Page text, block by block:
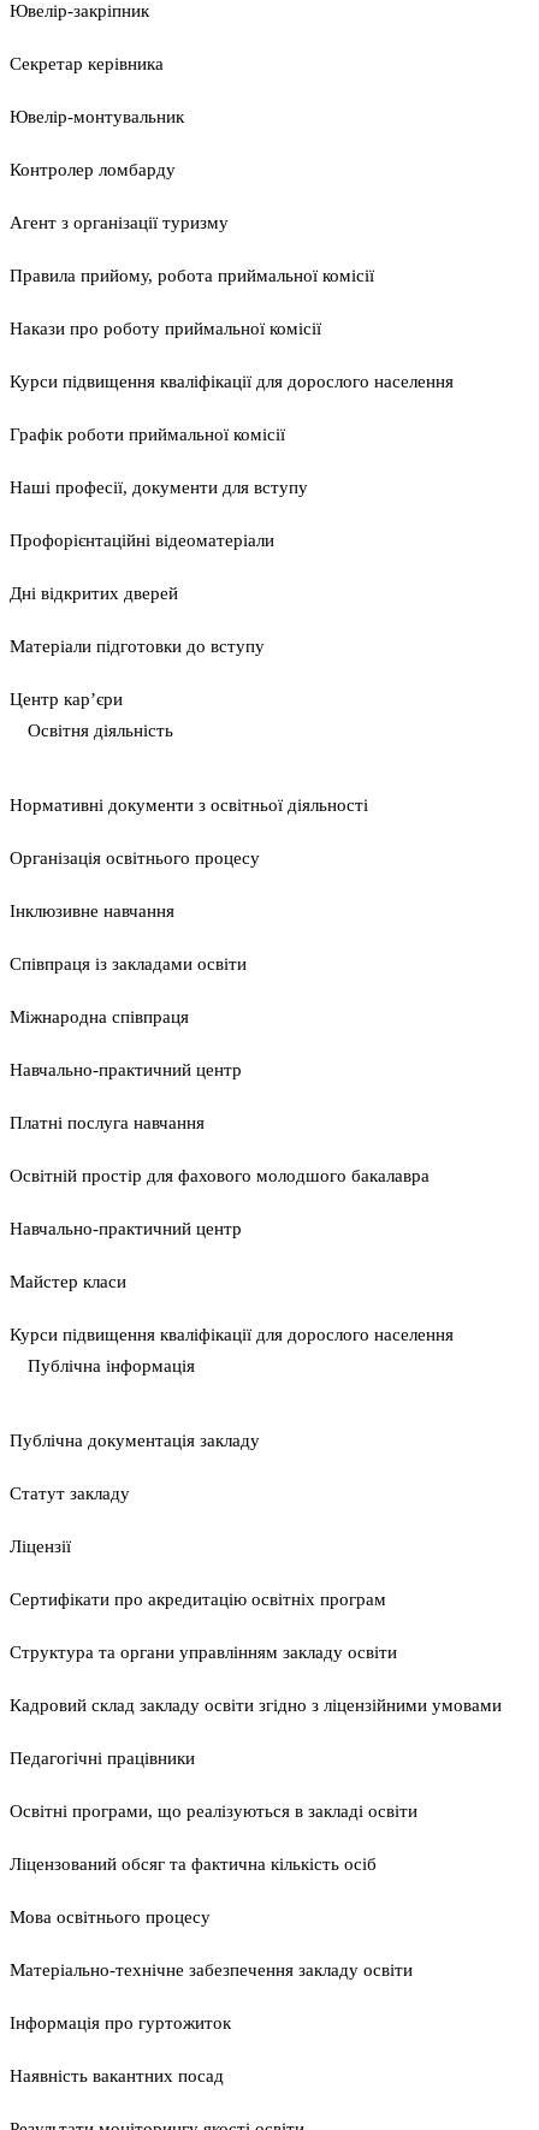
Ювелір-закріпник
Секретар керівника
Ювелір-монтувальник
Контролер ломбарду
Агент з організації туризму
Правила прийому, робота приймальної комісії
Накази про роботу приймальної комісії
Курси підвищення кваліфікації для дорослого населення
Графік роботи приймальної комісії
Наші професії, документи для вступу
Профорієнтаційні відеоматеріали
Дні відкритих дверей
Матеріали підготовки до вступу
Центр кар’єри
Освітня діяльність
Нормативні документи з освітньої діяльності
Організація освітнього процесу
Інклюзивне навчання
Співпраця із закладами освіти
Міжнародна співпраця
Навчально-практичний центр
Платні послуга навчання
Освітній простір для фахового молодшого бакалавра
Навчально-практичний центр
Майстер класи
Курси підвищення кваліфікації для дорослого населення
Публічна інформація
Публічна документація закладу
Статут закладу
Ліцензії
Сертифікати про акредитацію освітніх програм
Структура та органи управлінням закладу освіти
Кадровий склад закладу освіти згідно з ліцензійними умовами
Педагогічні працівники
Освітні програми, що реалізуються в закладі освіти
Ліцензований обсяг та фактична кількість осіб
Мова освітнього процесу
Матеріально-технічне забезпечення закладу освіти
Інформація про гуртожиток
Наявність вакантних посад